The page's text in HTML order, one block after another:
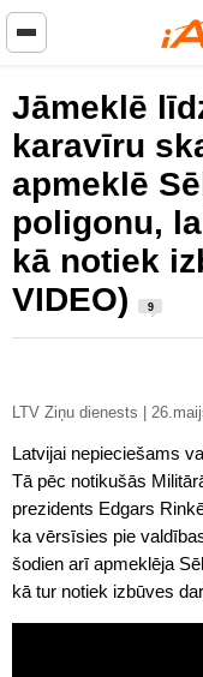
Jāmeklē
karavīru
apmeklē
poligonu,
kā notiek
VIDEO)
9
LTV Ziņu
Latvijai nepieciešams
Tā pēc notikušās
prezidents Edgars
ka vērsīsies pie
šodien arī apmeklēja
kā tur notiek izbūves